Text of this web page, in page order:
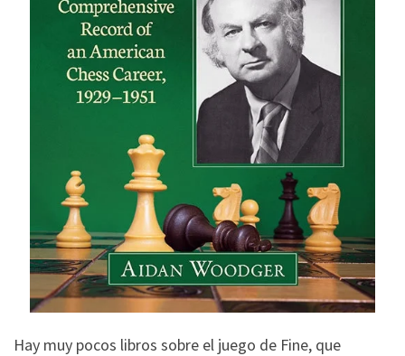
Hay muy pocos libros sobre el juego de Fine, que